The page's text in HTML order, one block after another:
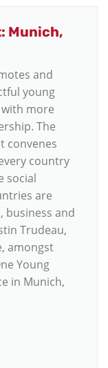
Munich,
and
young
more
The
convenes
country
social
are
business and
Trudeau,
amongst
Young
in Munich,